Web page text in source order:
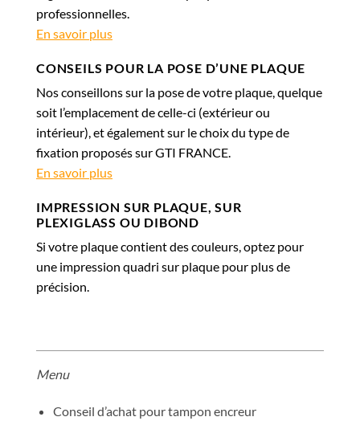
professionnelles.
En savoir plus
CONSEILS POUR LA POSE D’UNE PLAQUE
Nos conseillons sur la pose de votre plaque, quelque
soit l’emplacement de celle-ci (extérieur ou
intérieur), et également sur le choix du type de
fixation proposés sur GTI FRANCE.
En savoir plus
IMPRESSION SUR PLAQUE, SUR
PLEXIGLASS OU DIBOND
Si votre plaque contient des couleurs, optez pour
une impression quadri sur plaque pour plus de
précision.
Menu
Conseil d’achat pour tampon encreur